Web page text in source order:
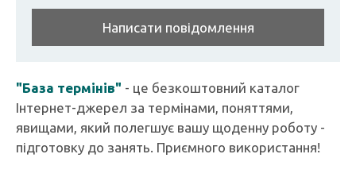
Написати повідомлення
"База термінів" - це безкоштовний каталог
Інтернет-джерел за термінами, поняттями,
явищами, який полегшує вашу щоденну роботу -
підготовку до занять. Приємного використання!